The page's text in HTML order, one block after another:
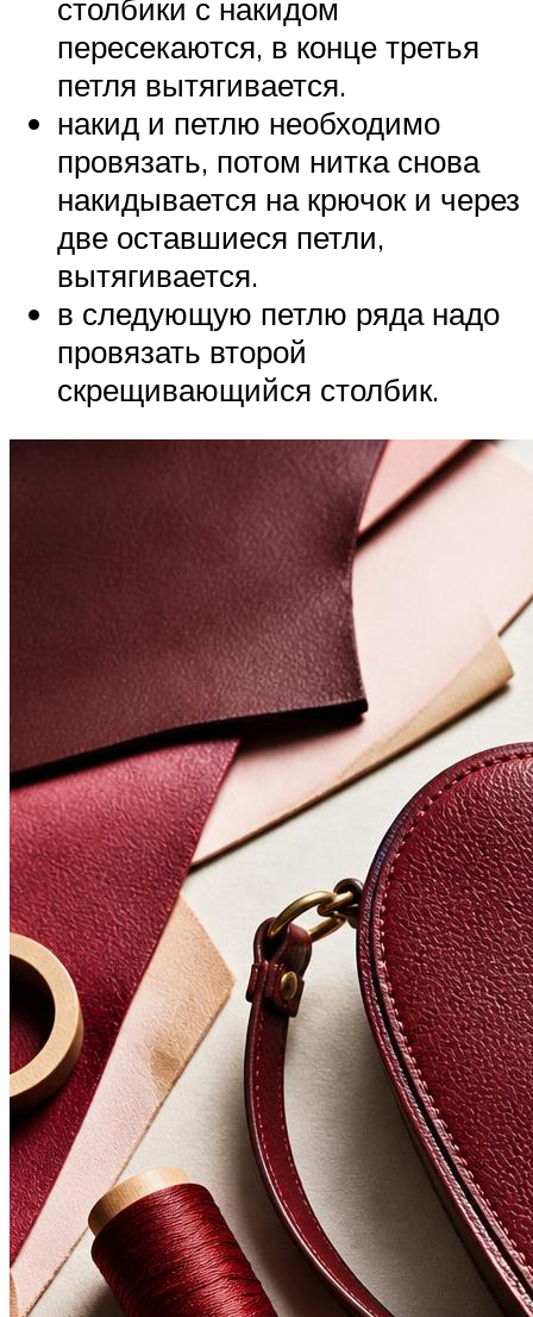
столбики с накидом
пересекаются, в конце третья
петля вытягивается.
накид и петлю необходимо
провязать, потом нитка снова
накидывается на крючок и через
две оставшиеся петли,
вытягивается.
в следующую петлю ряда надо
провязать второй
скрещивающийся столбик.